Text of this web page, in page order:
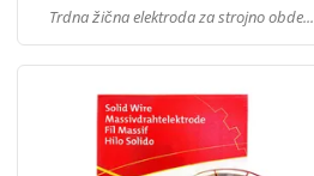
Trdna žična elektroda za strojno obde...